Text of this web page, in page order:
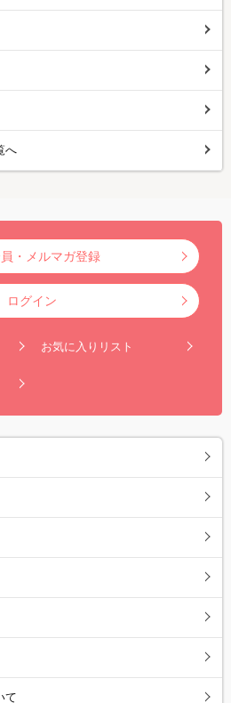
へ
・メルマガ登録
ログイン
お気に入りリスト
て